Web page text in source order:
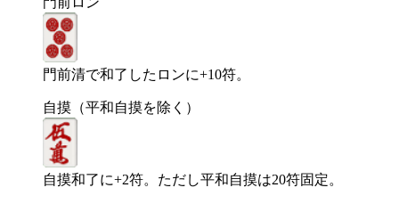
門前清で和了したロンに+10符。
自摸（平和自摸を除く）
自摸和了に+2符。ただし平和自摸は20符固定。